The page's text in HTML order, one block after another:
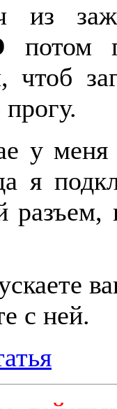
из
потом
чтоб
прогу.
у
я
с ней.